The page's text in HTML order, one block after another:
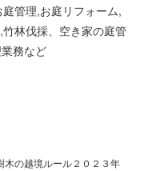
管理,お庭リフォーム,
林伐採、空き家の庭管
業務など
木の越境ルール２０２３年